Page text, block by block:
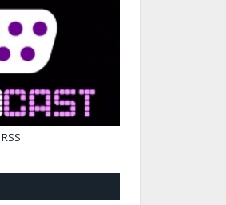
RSS